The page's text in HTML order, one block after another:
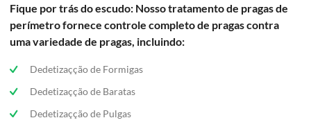
Fique por trás do escudo: Nosso tratamento de pragas de
perímetro fornece controle completo de pragas contra
uma variedade de pragas, incluindo:
Dedetizaçção de Formigas
Dedetizaçção de Baratas
Dedetizaçção de Pulgas